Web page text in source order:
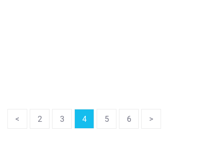
< 2 3 4 5 6 >